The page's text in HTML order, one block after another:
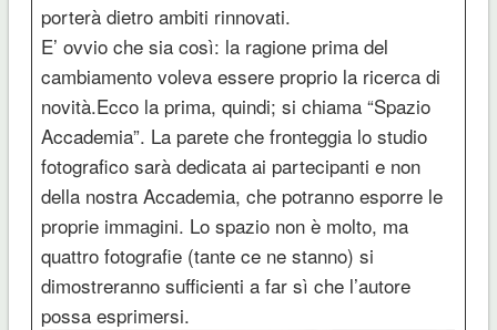
porterà dietro ambiti rinnovati.
E’ ovvio che sia così: la ragione prima del
cambiamento voleva essere proprio la ricerca di
novità.Ecco la prima, quindi; si chiama “Spazio
Accademia”. La parete che fronteggia lo studio
fotografico sarà dedicata ai partecipanti e non
della nostra Accademia, che potranno esporre le
proprie immagini. Lo spazio non è molto, ma
quattro fotografie (tante ce ne stanno) si
dimostreranno sufficienti a far sì che l’autore
possa esprimersi.